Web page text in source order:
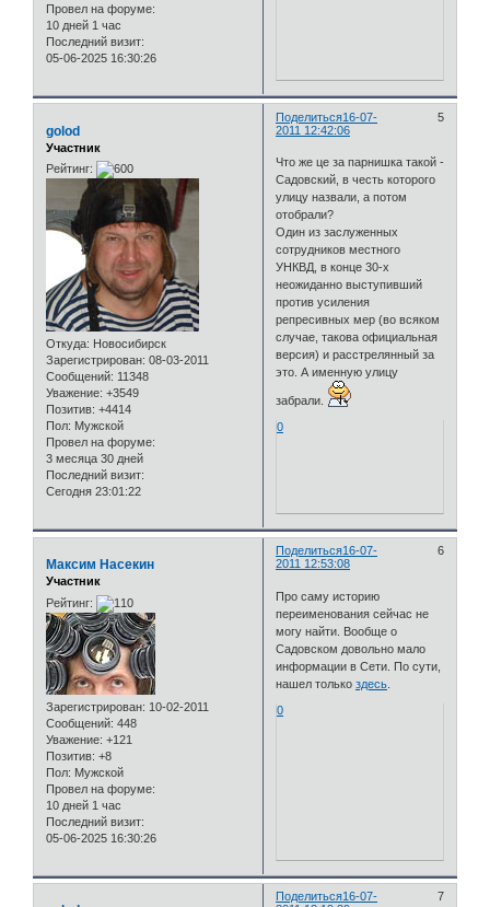
Провел на форуме:
10 дней 1 час
Последний визит:
05-06-2025 16:30:26
Поделиться 5
16-07-
2011 12:42:06
golod
Участник
Рейтинг:
Откуда: Новосибирск
Зарегистрирован: 08-03-2011
Сообщений: 11348
Уважение: +3549
Позитив: +4414
Пол: Мужской
Провел на форуме:
3 месяца 30 дней
Последний визит:
Сегодня 23:01:22
Что же це за парнишка такой -
Садовский, в честь которого
улицу назвали, а потом
отобрали?
Один из заслуженных
сотрудников местного
УНКВД, в конце 30-х
неожиданно выступивший
против усиления
репресивных мер (во всяком
случае, такова официальная
версия) и расстрелянный за
это. А именную улицу
забрали.
0
Поделиться 6
16-07-
2011 12:53:08
Максим Насекин
Участник
Рейтинг:
Зарегистрирован: 10-02-2011
Сообщений: 448
Уважение: +121
Позитив: +8
Пол: Мужской
Провел на форуме:
10 дней 1 час
Последний визит:
05-06-2025 16:30:26
Про саму историю
переименования сейчас не
могу найти. Вообще о
Садовском довольно мало
информации в Сети. По сути,
нашел толькоздесь
0
Поделиться 7
16-07-